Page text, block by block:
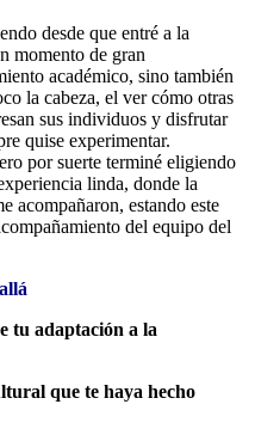
desde que entré a la
momento de gran
académico, sino también
la cabeza, el ver cómo otras
sus individuos y disfrutar
quise experimentar.
por suerte terminé eligiendo
linda, donde la
acompañaron, estando este
del equipo del
tu adaptación a la
que te haya hecho